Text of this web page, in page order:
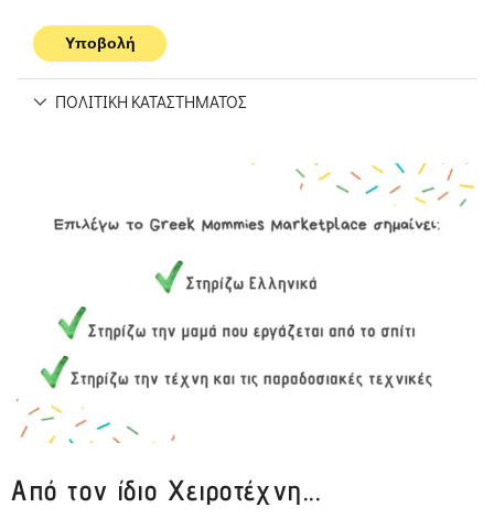
ΠΟΛΙΤΙΚΉ ΚΑΤΑΣΤΉΜΑΤΟΣ
Από τον ίδιο Χειροτέχνη...